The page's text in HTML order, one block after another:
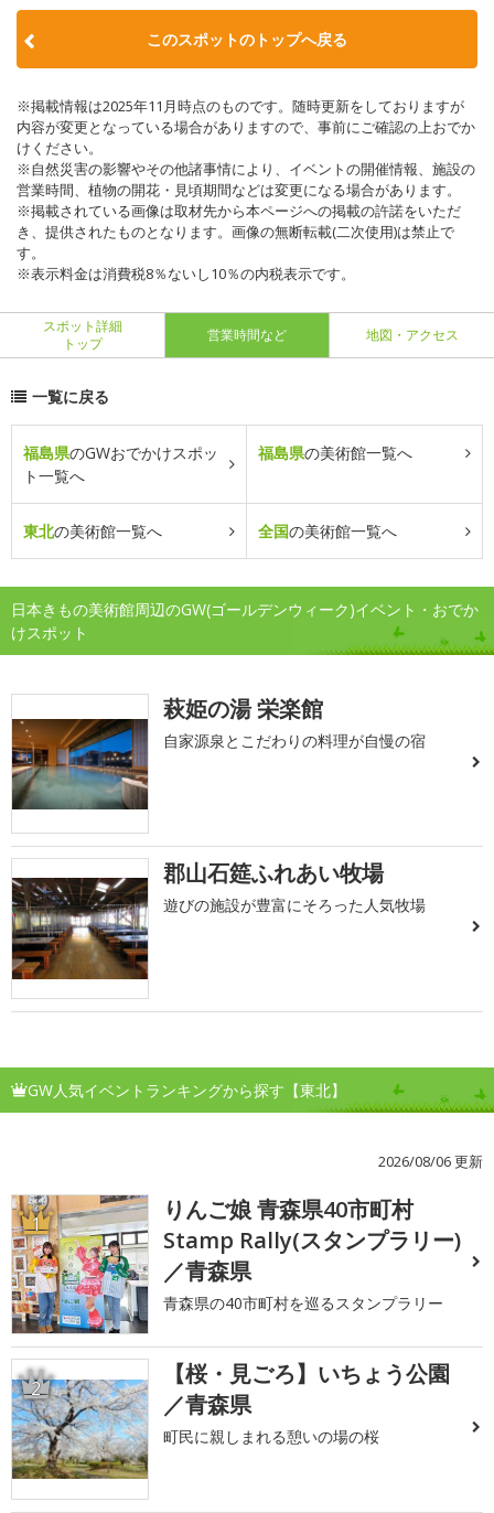
このスポットのトップへ戻る
※掲載情報は2025年11月時点のものです。随時更新をしておりますが
内容が変更となっている場合がありますので、事前にご確認の上おでか
けください。
※自然災害の影響やその他諸事情により、イベントの開催情報、施設の
営業時間、植物の開花・見頃期間などは変更になる場合があります。
※掲載されている画像は取材先から本ページへの掲載の許諾をいただ
き、提供されたものとなります。画像の無断転載(二次使用)は禁止で
す。
※表示料金は消費税8％ないし10％の内税表示です。
スポット詳細
トップ
営業時間など 地図・アクセス
一覧に戻る
福島県のGWおでかけスポッ
ト一覧へ
福島県の美術館一覧へ
東北の美術館一覧へ 全国の美術館一覧へ
日本きもの美術館周辺のGW(ゴールデンウィーク)イベント・おでか
けスポット
萩姫の湯 栄楽館
自家源泉とこだわりの料理が自慢の宿
郡山石筵ふれあい牧場
遊びの施設が豊富にそろった人気牧場
GW人気イベントランキングから探す【東北】
2026/08/06 更新
1
りんご娘 青森県40市町村
Stamp Rally(スタンプラリー)
／青森県
青森県の40市町村を巡るスタンプラリー
2
【桜・見ごろ】いちょう公園
／青森県
町民に親しまれる憩いの場の桜